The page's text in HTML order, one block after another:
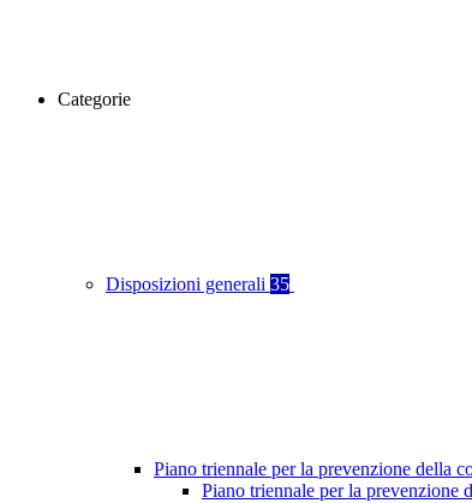
Categorie
Disposizioni generali 35
Piano triennale per la prevenzione della
Piano triennale per la prevenzione